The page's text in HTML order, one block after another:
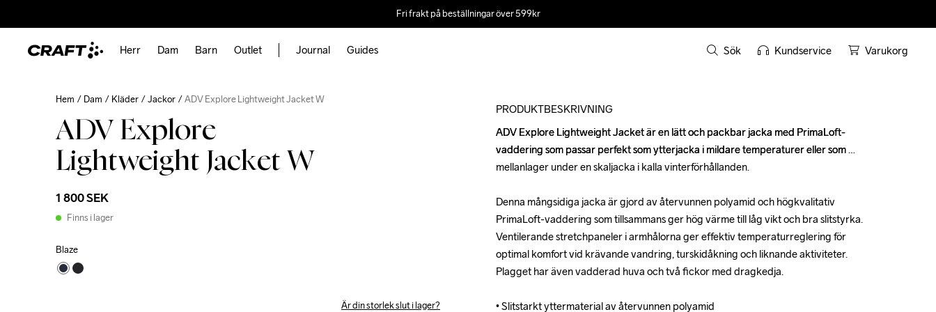
Fri frakt på beställningar över 599kr
Herr Dam Barn Outlet Journal Guides Sök Kundservice Varukorg
Hem Dam Kläder Jackor ADV Explore Lightweight Jacket W
ADV Explore
Lightweight Jacket W
1 800 SEK
Finns i lager
Blaze
Är din storlek slut i lager?
PRODUKTBESKRIVNING
ADV Explore Lightweight Jacket är en lätt och packbar jacka med PrimaLoft-
vaddering som passar perfekt som ytterjacka i mildare temperaturer eller som
mellanlager under en skaljacka i kalla vinterförhållanden.
Denna mångsidiga jacka är gjord av återvunnen polyamid och högkvalitativ
PrimaLoft-vaddering som tillsammans ger hög värme till låg vikt och bra slitstyrka.
Ventilerande stretchpaneler i armhålorna ger effektiv temperaturreglering för
optimal komfort vid krävande vandring, turskidåkning och liknande aktiviteter.
Plagget har även vadderad huva och två fickor med dragkedja.
• Slitstarkt yttermaterial av återvunnen polyamid
ADV Explore Lightweight Jacket är en lätt och packbar jacka med PrimaLoft-
vaddering som passar perfekt som ytterjacka i mildare temperaturer eller som
mellanlager under en skaljacka i kalla vinterförhållanden.
Denna mångsidiga jacka är gjord av återvunnen polyamid och högkvalitativ
PrimaLoft-vaddering som tillsammans ger hög värme till låg vikt och bra slitstyrka.
Ventilerande stretchpaneler i armhålorna ger effektiv temperaturreglering för
optimal komfort vid krävande vandring, turskidåkning och liknande aktiviteter.
Plagget har även vadderad huva och två fickor med dragkedja.
• Slitstarkt yttermaterial av återvunnen polyamid